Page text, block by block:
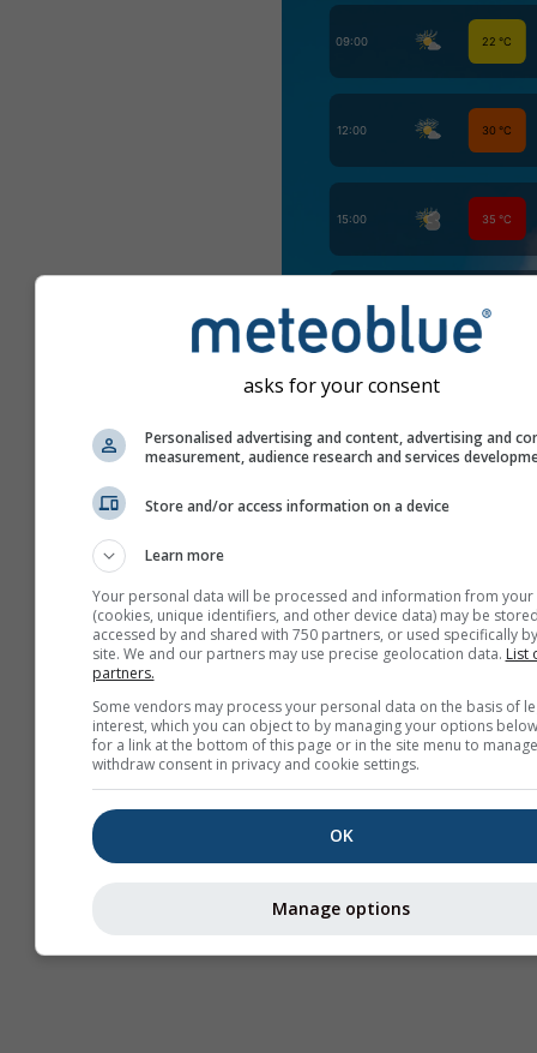
Daha fazla bilgi
asks for your consent
Personalised advertising and content, advertising and
measurement, audience research and services
Store and/or access information on a device
Learn more
Your personal data will be processed and information from your
(cookies, unique identifiers, and other device data) may be
accessed by and shared with 750 partners, or used specifically
site. We and our partners may use precise geolocation data. List
partners.
Some vendors may process your personal data on the basis of
interest, which you can object to by managing your options
for a link at the bottom of this page or in the site menu to
withdraw consent in privacy and cookie settings.
OK
Manage options